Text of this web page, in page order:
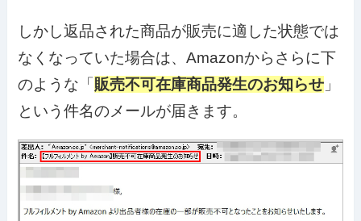
しかし返品された商品が販売に適した状態では
なくなっていた場合は、Amazonからさらに下
のような「 販売不可在庫商品発生のお知らせ 」
という件名のメールが届きます。